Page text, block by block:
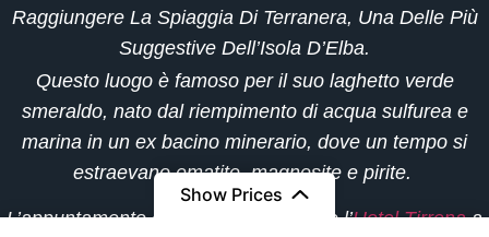
Raggiungere La Spiaggia Di Terranera, Una Delle Più
Suggestive Dell’Isola D’Elba.
Questo luogo è famoso per il suo laghetto verde
smeraldo, nato dal riempimento di acqua sulfurea e
marina in un ex bacino minerario, dove un tempo si
estraevano ematite, magnesite e pirite.
L’appuntamento con la guida è presso l’Hotel Tirrenaa
Show Prices